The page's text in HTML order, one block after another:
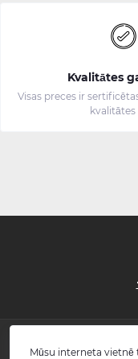
Kvalitātes
Visas preces ir
kvalitātes
Mūsu interneta vietnē